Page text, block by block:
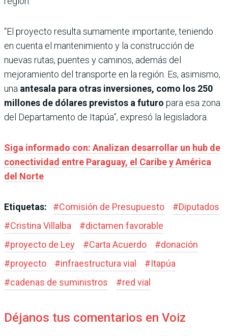
“El proyecto resulta sumamente importante, teniendo
en cuenta el mantenimiento y la construcción de
nuevas rutas, puentes y caminos, además del
mejoramiento del transporte en la región. Es, asimismo,
una antesala para otras inversiones, como los 250
millones de dólares previstos a futuro para esa zona
del Departamento de Itapúa”, expresó la legisladora.
Siga informado con: Analizan desarrollar un hub de
conectividad entre Paraguay, el Caribe y América
del Norte
Etiquetas: #Comisión de Presupuesto #Diputados
#Cristina Villalba #dictamen favorable
#proyecto de Ley #Carta Acuerdo #donación
#proyecto #infraestructura vial #Itapúa
#cadenas de suministros #red vial
Déjanos tus comentarios en Voiz